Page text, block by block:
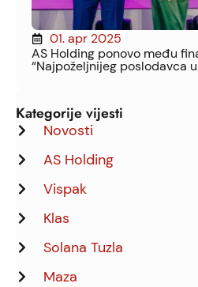
01. apr 2025
AS Holding ponovo među
“Najpoželjnijeg poslodavca
Kategorije vijesti
Novosti
AS Holding
Vispak
Klas
Solana Tuzla
Maza